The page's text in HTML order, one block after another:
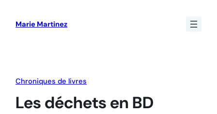
Marie Martinez
Chroniques de livres
Les déchets en BD